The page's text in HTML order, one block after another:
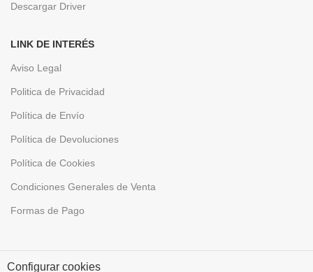
Descargar Driver
LINK DE INTERÉS
Aviso Legal
Politica de Privacidad
Política de Envío
Política de Devoluciones
Política de Cookies
Condiciones Generales de Venta
Formas de Pago
Configurar cookies